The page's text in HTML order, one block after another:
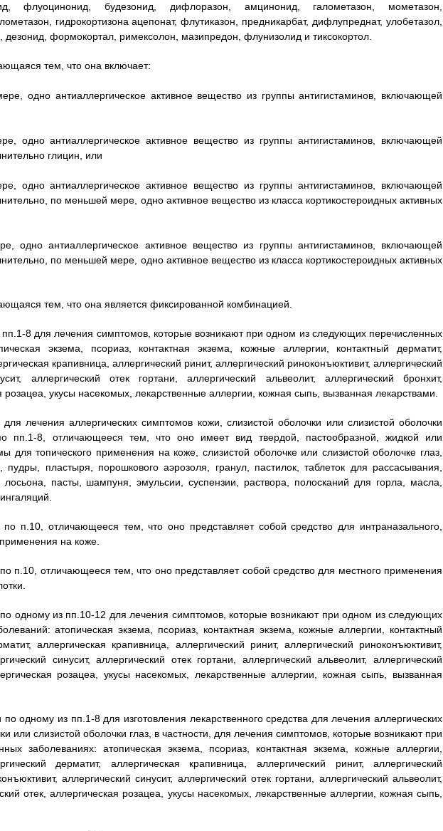
флуоцинонид, будезонид, дифлоразон, амцинонид, галометазон, мометазон,
гидрокортизона ацепонат, флутиказон, предникарбат, дифлупреднат, улобетазол,
дезонид, формокортал, римексолон, мазипредон, флунизолид и тиксокортол.
тем, что она включает:
одно антиаллергическое активное вещество из группы антигистаминов, включающей
одно антиаллергическое активное вещество из группы антигистаминов, включающей
глицин, или
одно антиаллергическое активное вещество из группы антигистаминов, включающей
по меньшей мере, одно активное вещество из класса кортикостероидных активных
одно антиаллергическое активное вещество из группы антигистаминов, включающей
по меньшей мере, одно активное вещество из класса кортикостероидных активных
тем, что она является фиксированной комбинацией.
8 для лечения симптомов, которые возникают при одном из следующих перечисленных
экзема, псориаз, контактная экзема, кожные аллергии, контактный дерматит,
крапивница, аллергический ринит, аллергический риноконъюктивит, аллергический
аллергический отек гортани, аллергический альвеолит, аллергический бронхит,
розацеа, укусы насекомых, лекарственные аллергии, кожная сыпь, вызванная лекарствами.
лечения аллергических симптомов кожи, слизистой оболочки или слизистой оболочки
пп.1-8, отличающееся тем, что оно имеет вид твердой, пастообразной, жидкой или
для топического применения на коже, слизистой оболочке или слизистой оболочке глаз,
пластыря, порошкового аэрозоля, гранул, пастилок, таблеток для рассасывания,
пасты, шампуня, эмульсии, суспензии, раствора, полосканий для горла, масла,
по п.10, отличающееся тем, что оно представляет собой средство для интраназального,
на коже.
п.10, отличающееся тем, что оно представляет собой средство для местного применения
по одному из пп.10-12 для лечения симптомов, которые возникают при одном из следующих
атопическая экзема, псориаз, контактная экзема, кожные аллергии, контактный
аллергическая крапивница, аллергический ринит, аллергический риноконъюктивит,
синусит, аллергический отек гортани, аллергический альвеолит, аллергический
розацеа, укусы насекомых, лекарственные аллергии, кожная сыпь, вызванная
одному из пп.1-8 для изготовления лекарственного средства для лечения аллергических
или слизистой оболочки глаз, в частности, для лечения симптомов, которые возникают при
заболеваниях: атопическая экзема, псориаз, контактная экзема, кожные аллергии,
дерматит, аллергическая крапивница, аллергический ринит, аллергический
аллергический синусит, аллергический отек гортани, аллергический альвеолит,
отек, аллергическая розацеа, укусы насекомых, лекарственные аллергии, кожная сыпь,